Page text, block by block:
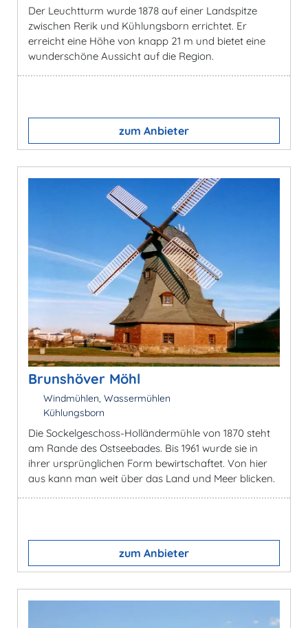
Der Leuchtturm wurde 1878 auf einer Landspitze
zwischen Rerik und Kühlungsborn errichtet. Er
erreicht eine Höhe von knapp 21 m und bietet eine
wunderschöne Aussicht auf die Region.
zum Anbieter
Brunshöver Möhl
Windmühlen, Wassermühlen
Kühlungsborn
Die Sockelgeschoss-Holländermühle von 1870 steht
am Rande des Ostseebades. Bis 1961 wurde sie in
ihrer ursprünglichen Form bewirtschaftet. Von hier
aus kann man weit über das Land und Meer blicken.
zum Anbieter